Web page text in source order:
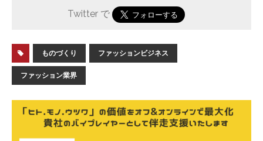
Twitter で
ものづくり ファッションビジネス
ファッション業界